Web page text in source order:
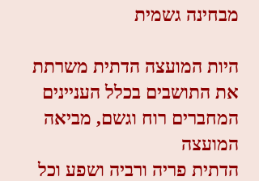
מבחינה גשמית
היות המועצה הדתית משרתת
את התושבים בכלל העניינים
המחברים רוח וגשם, מביאה
המועצה
הדתית פריה ורביה ושפע וכל